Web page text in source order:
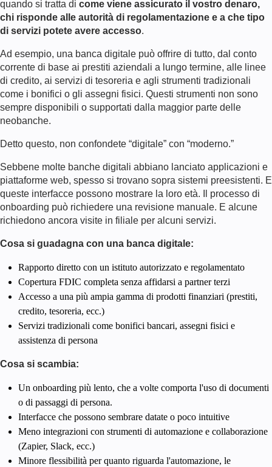
quando si tratta di come viene assicurato il vostro denaro,
chi risponde alle autorità di regolamentazione e a che tipo
di servizi potete avere accesso.
Ad esempio, una banca digitale può offrire di tutto, dal conto
corrente di base ai prestiti aziendali a lungo termine, alle linee
di credito, ai servizi di tesoreria e agli strumenti tradizionali
come i bonifici o gli assegni fisici. Questi strumenti non sono
sempre disponibili o supportati dalla maggior parte delle
neobanche.
Detto questo, non confondete “digitale” con “moderno.”
Sebbene molte banche digitali abbiano lanciato applicazioni e
piattaforme web, spesso si trovano sopra sistemi preesistenti. E
queste interfacce possono mostrare la loro età. Il processo di
onboarding può richiedere una revisione manuale. E alcune
richiedono ancora visite in filiale per alcuni servizi.
Cosa si guadagna con una banca digitale:
Rapporto diretto con un istituto autorizzato e regolamentato
Copertura FDIC completa senza affidarsi a partner terzi
Accesso a una più ampia gamma di prodotti finanziari (prestiti,
credito, tesoreria, ecc.)
Servizi tradizionali come bonifici bancari, assegni fisici e
assistenza di persona
Cosa si scambia:
Un onboarding più lento, che a volte comporta l'uso di documenti
o di passaggi di persona.
Interfacce che possono sembrare datate o poco intuitive
Meno integrazioni con strumenti di automazione e collaborazione
(Zapier, Slack, ecc.)
Minore flessibilità per quanto riguarda l'automazione, le